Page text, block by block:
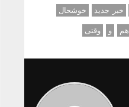
خبر جدید
خوشحال
هم و وقتی